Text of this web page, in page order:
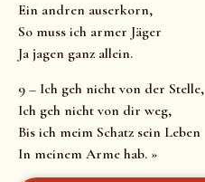
Ein andren auserkorn,
So muss ich armer Jäger
Ja jagen ganz allein.
9 – Ich geh nicht von der Stelle,
Ich geh nicht von dir weg,
Bis ich meim Schatz sein Leben
In meinem Arme hab. »